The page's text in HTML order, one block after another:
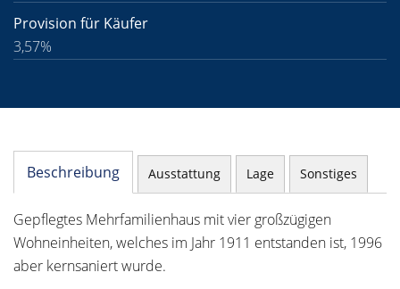
Provision für Käufer
3,57%
Beschreibung Ausstattung Lage Sonstiges
Gepflegtes Mehrfamilienhaus mit vier großzügigen
Wohneinheiten, welches im Jahr 1911 entstanden ist, 1996
aber kernsaniert wurde.